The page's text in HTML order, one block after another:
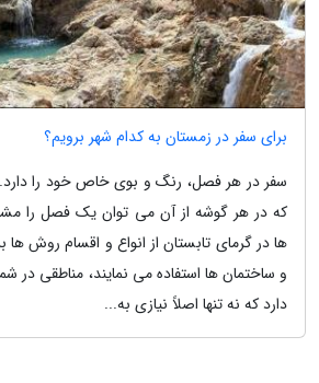
برای سفر در زمستان به کدام شهر برویم؟
سفر در هر فصل، رنگ و بوی خاص خود را
که در هر گوشه از آن می توان یک فصل را
ها در گرمای تابستان از انواع و اقسام روش
و ساختمان ها استفاده می نمایند، مناطقی در
دارد که نه تنها اصلاً نیازی به...